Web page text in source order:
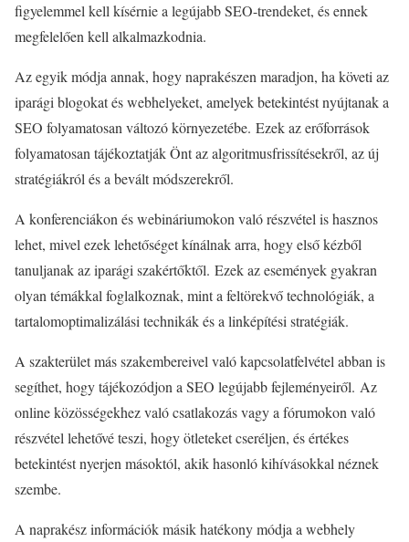
figyelemmel kell kísérnie a legújabb SEO-trendeket, és ennek
megfelelően kell alkalmazkodnia.
Az egyik módja annak, hogy naprakészen maradjon, ha követi az
iparági blogokat és webhelyeket, amelyek betekintést nyújtanak a
SEO folyamatosan változó környezetébe. Ezek az erőforrások
folyamatosan tájékoztatják Önt az algoritmusfrissítésekről, az új
stratégiákról és a bevált módszerekről.
A konferenciákon és webináriumokon való részvétel is hasznos
lehet, mivel ezek lehetőséget kínálnak arra, hogy első kézből
tanuljanak az iparági szakértőktől. Ezek az események gyakran
olyan témákkal foglalkoznak, mint a feltörekvő technológiák, a
tartalomoptimalizálási technikák és a linképítési stratégiák.
A szakterület más szakembereivel való kapcsolatfelvétel abban is
segíthet, hogy tájékozódjon a SEO legújabb fejleményeiről. Az
online közösségekhez való csatlakozás vagy a fórumokon való
részvétel lehetővé teszi, hogy ötleteket cseréljen, és értékes
betekintést nyerjen másoktól, akik hasonló kihívásokkal néznek
szembe.
A naprakész információk másik hatékony módja a webhely